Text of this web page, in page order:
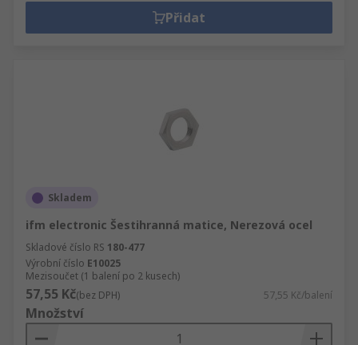
Přidat
Skladem
ifm electronic Šestihranná matice, Nerezová ocel
Skladové číslo RS 180-477
Výrobní číslo E10025
Mezisoučet (1 balení po 2 kusech)
57,55 Kč(bez DPH) 57,55 Kč/balení
Množství